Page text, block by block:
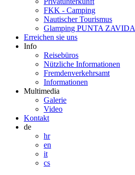
FKK - Camping
Nautischer Tourismus
Glamping PUNTA ZAVIDA
Erreichen sie uns
Info
Reisebüros
Nützliche Informationen
Fremdenverkehrsamt
Informationen
Multimedia
Galerie
Video
Kontakt
de
hr
en
it
cs